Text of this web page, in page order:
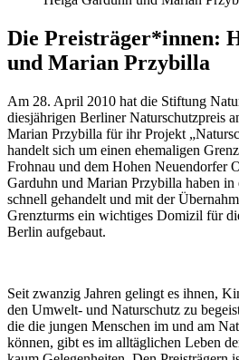
Die Preisträger*innen:
und Marian Przybilla
Am 28. April 2010 hat die Stiftung
diesjährigen Berliner Naturschutzpreis
Marian Przybilla für ihr Projekt
handelt sich um einen ehemaligen
Frohnau und dem Hohen Neuendorfer
Garduhn und Marian Przybilla haben in
schnell gehandelt und mit der
Grenzturms ein wichtiges Domizil für
Berlin aufgebaut.
Seit zwanzig Jahren gelingt es ihnen,
den Umwelt- und Naturschutz zu
die die jungen Menschen im und am
können, gibt es im alltäglichen Leben